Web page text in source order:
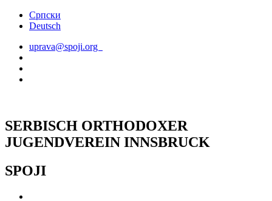
Skip
Српски
Deutsch
uprava@spoji.org
SERBISCH ORTHODOXER
JUGENDVEREIN INNSBRUCK
SPOJI